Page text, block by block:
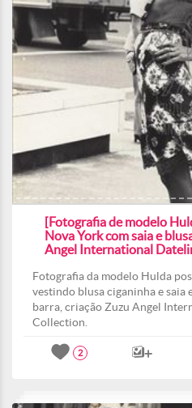
[Fotografia de modelo
Nova York com saia e
Angel International
Fotografia da modelo Hulda
vestindo blusa ciganinha e saia
barra, criação Zuzu Angel
Collection.
2